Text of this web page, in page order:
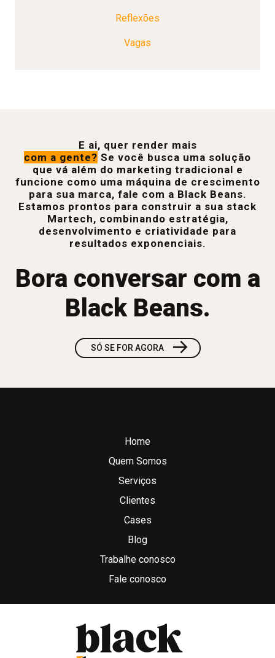
Reflexões
Vagas
E ai, quer render mais
com a gente? Se você busca uma solução
que vá além do marketing tradicional e
funcione como uma máquina de crescimento
para sua marca, fale com a Black Beans.
Estamos prontos para construir a sua stack
Martech, combinando estratégia,
desenvolvimento e criatividade para
resultados exponenciais.
Bora conversar com a
Black Beans.
SÓ SE FOR AGORA →
Home
Quem Somos
Serviços
Clientes
Cases
Blog
Trabalhe conosco
Fale conosco